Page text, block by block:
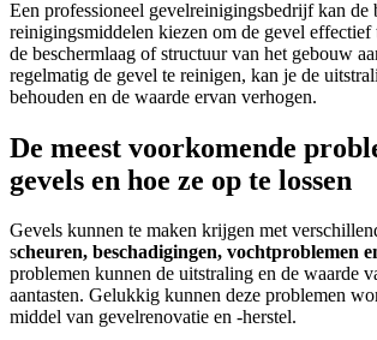
Een professioneel gevelreinigingsbedrijf kan de
reinigingsmiddelen kiezen om de gevel effectief
de beschermlaag of structuur van het gebouw
regelmatig de gevel te reinigen, kan je de
behouden en de waarde ervan verhogen.
De meest voorkomende
gevels en hoe ze op te lossen
Gevels kunnen te maken krijgen met
scheuren, beschadigingen, vochtproblemen
problemen kunnen de uitstraling en de waarde
aantasten. Gelukkig kunnen deze problemen
middel van gevelrenovatie en -herstel.